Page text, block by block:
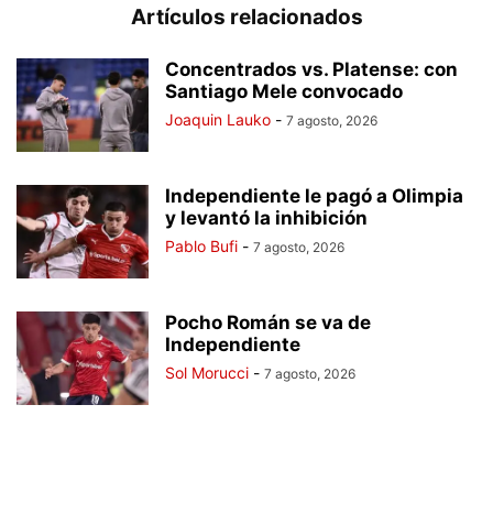
Artículos relacionados
Concentrados vs. Platense: con
Santiago Mele convocado
Joaquin Lauko - 7 agosto, 2026
Independiente le pagó a Olimpia
y levantó la inhibición
Pablo Bufi - 7 agosto, 2026
Pocho Román se va de
Independiente
Sol Morucci - 7 agosto, 2026